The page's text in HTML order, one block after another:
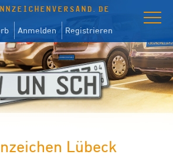
Anmelden Registrieren
Lübeck